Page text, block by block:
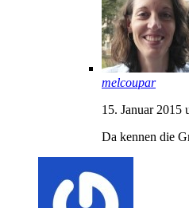
melcoupar
15. Januar 2015
Da kennen die